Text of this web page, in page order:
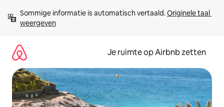
direct
naar
Sommige informatie is automatisch vertaald. Originele taal
weergeven
Je ruimte op Airbnb zetten